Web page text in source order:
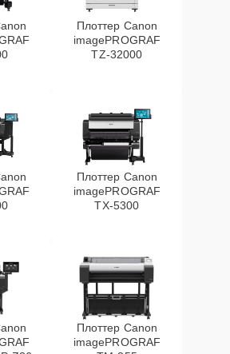
Плоттер Canon
imagePROGRAF
TZ-32000
Плоттер Canon
imagePROGRAF
TX-5300
Плоттер Canon
imagePROGRAF